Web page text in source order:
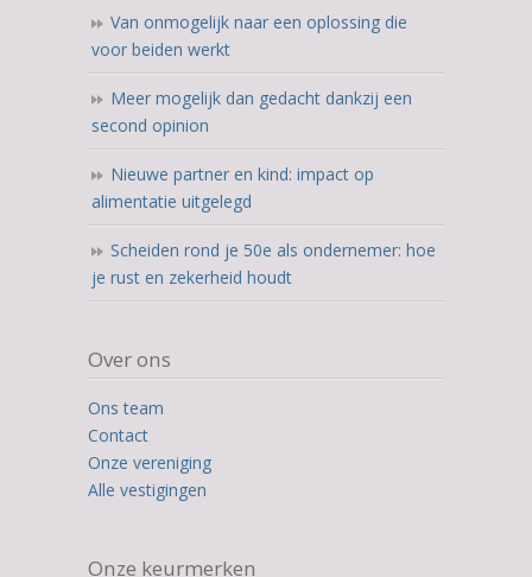
Van onmogelijk naar een oplossing die
voor beiden werkt
Meer mogelijk dan gedacht dankzij een
second opinion
Nieuwe partner en kind: impact op
alimentatie uitgelegd
Scheiden rond je 50e als ondernemer: hoe
je rust en zekerheid houdt
Over ons
Ons team
Contact
Onze vereniging
Alle vestigingen
Onze keurmerken